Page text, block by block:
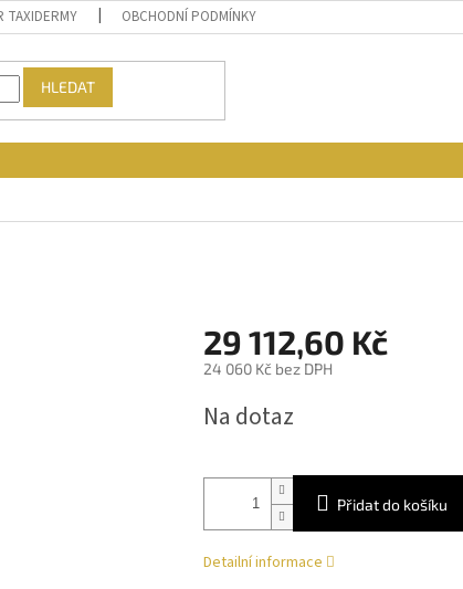
TAXIDERMY OBCHODNÍ PODMÍNKY
HLEDAT
29 112,60 Kč
24 060 Kč bez DPH
cena:
Na dotaz
Přidat do košíku
Detailní informace